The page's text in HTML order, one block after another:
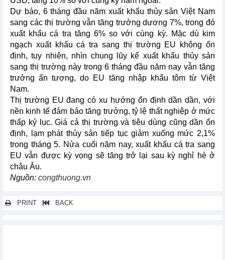
Dự báo, 6 tháng đầu năm xuất khẩu thủy sản Việt Nam
sang các thị trường vẫn tăng trưởng dương 7%, trong đó
xuất khẩu cá tra tăng 6% so với cùng kỳ. Mặc dù kim
ngạch xuất khẩu cá tra sang thị trường EU không ổn
định, tuy nhiên, nhìn chung lũy kế xuất khẩu thủy sản
sang thị trường này trong 6 tháng đầu năm nay vẫn tăng
trưởng ấn tượng, do EU tăng nhập khẩu tôm từ Việt
Nam.
Thị trường EU đang có xu hướng ổn định dần dần, với
nền kinh tế đảm bảo tăng trưởng, tỷ lệ thất nghiệp ở mức
thấp kỷ lục. Giá cả thị trường và tiêu dùng cũng dần ổn
định, lạm phát thủy sản tiếp tục giảm xuống mức 2,1%
trong tháng 5. Nửa cuối năm nay, xuất khẩu cá tra sang
EU vẫn được kỳ vọng sẽ tăng trở lại sau kỳ nghỉ hè ở
châu Âu.
Nguồn: congthuong.vn
PRINT BACK